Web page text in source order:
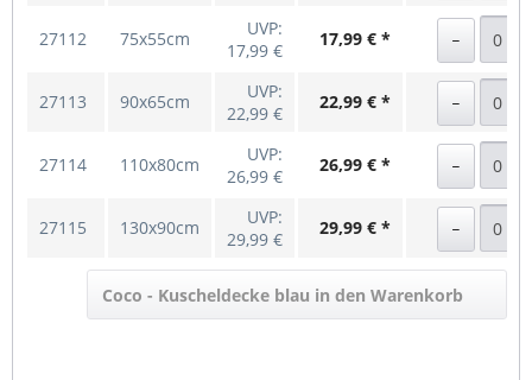
27112 75x55cm
UVP:
17,99 €
17,99 € *
27113 90x65cm
UVP:
22,99 €
22,99 € *
27114 110x80cm
UVP:
26,99 €
26,99 € *
27115 130x90cm
UVP:
29,99 €
29,99 € *
Coco - Kuscheldecke blau in den Warenkorb